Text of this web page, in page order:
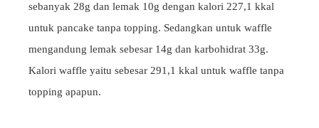
sebanyak 28g dan lemak 10g dengan kalori 227,1 kkal
untuk pancake tanpa topping. Sedangkan untuk waffle
mengandung lemak sebesar 14g dan karbohidrat 33g.
Kalori waffle yaitu sebesar 291,1 kkal untuk waffle tanpa
topping apapun.